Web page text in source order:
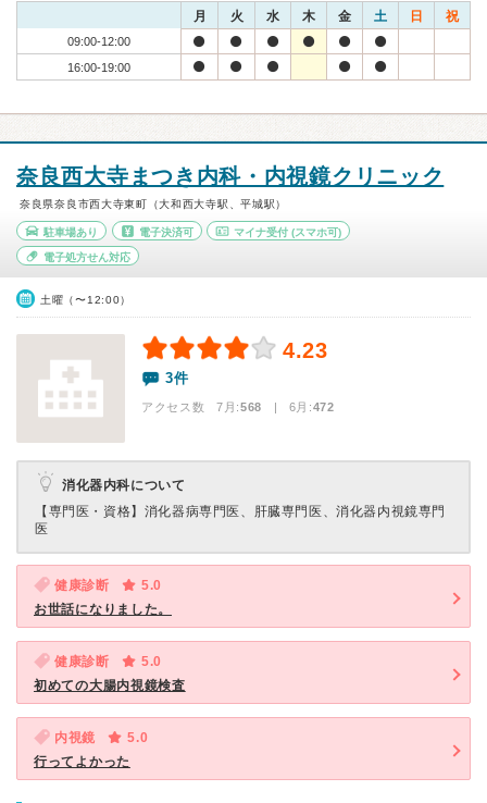
月 火 水 木 金 土 日 祝
09:00-12:00
16:00-19:00
奈良西大寺まつき内科・内視鏡クリニック
奈良県奈良市西大寺東町（大和西大寺駅、平城駅）
駐車場あり 電子決済可 マイナ受付 (スマホ可)
電子処方せん対応
土曜（〜12:00）
4.23
3件
アクセス数 7月:568 | 6月:472
消化器内科について
【専門医・資格】 消化器病専門医、肝臓専門医、消化器内視鏡専門
医
健康診断
5.0
お世話になりました。
健康診断
5.0
初めての大腸内視鏡検査
内視鏡
5.0
行ってよかった